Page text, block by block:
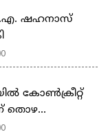
ഷഹനാസ്
കോൺക്രീറ്റ്
തൊഴ...